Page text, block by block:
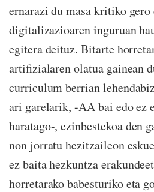
ernarazi du masa kritiko gero
digitalizazioaren inguruan
egitera deituz. Bitarte
artifizialaren olatua gainean
curriculum berrian
ari garelarik, -AA bai edo ez
haratago-, ezinbestekoa den
non jorratu hezitzaileon
ez baita hezkuntza
horretarako babesturiko eta